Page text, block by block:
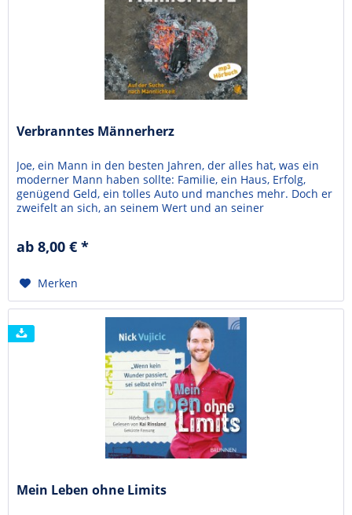
Verbranntes Männerherz
Joe, ein Mann in den besten Jahren, der alles hat, was ein
moderner Mann haben sollte: Familie, ein Haus, Erfolg,
genügend Geld, ein tolles Auto und manches mehr. Doch er
zweifelt an sich, an seinem Wert und an seiner
Mann zu sein, begibt er sich auf eine...
ab 8,00 € *
Merken
Mein Leben ohne Limits